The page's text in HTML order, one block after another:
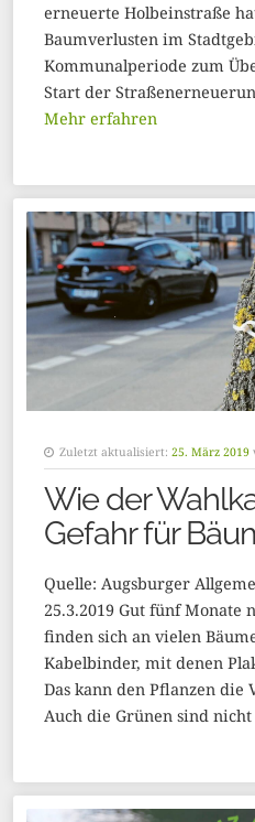
erneuerte Holbeinstraße
Baumverlusten im
Kommunalperiode zum
Start der
Mehr erfahren
Zuletzt aktualisiert: 25. März 2019
Wie der
Gefahr für
Quelle: Augsburger
25.3.2019 Gut fünf Monate
finden sich an vielen
Kabelbinder, mit denen
Das kann den Pflanzen die
Auch die Grünen sind